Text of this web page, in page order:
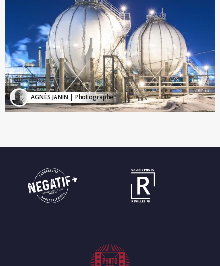
AGNÈS JANIN | Photographe